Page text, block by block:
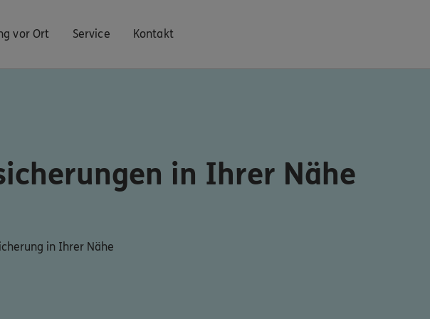
vor Ort Service Kontakt
in Ihrer Nähe
in Ihrer Nähe